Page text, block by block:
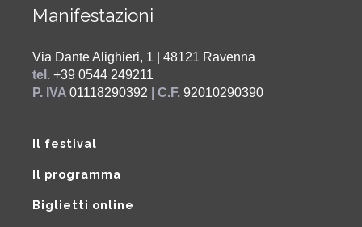
Manifestazioni
Via Dante Alighieri, 1 | 48121 Ravenna
tel. +39 0544 249211
P. IVA 01118290392 | C.F. 92010290390
Il festival
Il programma
Biglietti online